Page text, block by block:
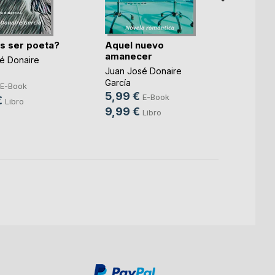
ser poeta?
Donaire
E-Book
Libro
Aquel nuevo
amanecer
Juan José Donaire
García
5,99 € E-Book
9,99 € Libro